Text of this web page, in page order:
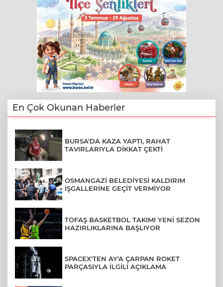
En Çok Okunan Haberler
BURSA'DA KAZA YAPTI, RAHAT
TAVIRLARIYLA DİKKAT ÇEKTİ
OSMANGAZİ BELEDİYESİ KALDIRIM
İŞGALLERİNE GEÇİT VERMİYOR
TOFAŞ BASKETBOL TAKIMI YENİ SEZON
HAZIRLIKLARINA BAŞLIYOR
SPACEX'TEN AY'A ÇARPAN ROKET
PARÇASIYLA İLGİLİ AÇIKLAMA